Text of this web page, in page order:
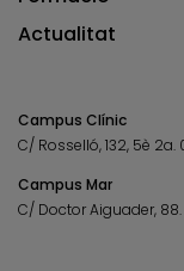
Actualitat
Campus Clínic
C/ Rosselló, 132, 5è 2a.
Campus Mar
C/ Doctor Aiguader,